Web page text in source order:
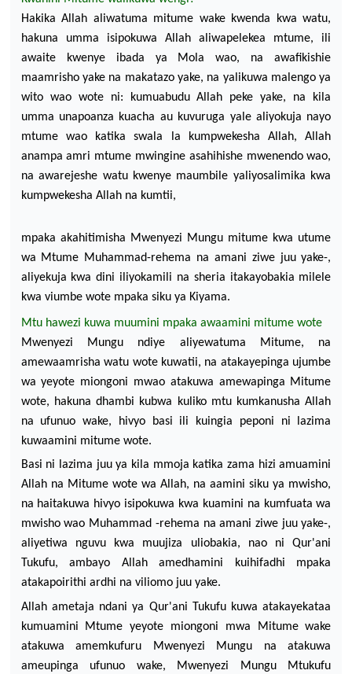
Hakika Allah aliwatuma mitume wake kwenda
kwawatu,
hakuna umma isipokuwa Allah aliwapelekea mtume, ili
awaite kwenye ibada ya Mola wao, na awafikishie
maamrisho yake na makatazo yake, na yalikuwa malengo ya
wito wao wote ni: kumuabudu Allah peke yake, na kila
umma unapoanza kuacha au kuvuruga yale aliyokuja nayo
mtume wao katika swala la kumpwekesha Allah, Allah
anampa amri mtume mwingine asahihishe mwenendo wao,
na awarejeshe watu kwenye maumbile yaliyosalimika kwa
kumpwekesha Allah na kumtii,
mpaka akahitimisha Mwenyezi Mungu mitume kwa utume
wa Mtume Muhammad-rehema na amani ziwe juu yake-,
aliyekuja kwa dini iliyokamili na sheria itakayobakia milele
kwa viumbe wote mpaka siku ya Kiyama.
Mtu hawezi kuwa muumini mpaka awaamini mitume wote
Mwenyezi Mungu ndiye aliyewatuma Mitume, na
amewaamrisha watu wote kuwatii, na atakayepinga ujumbe
wa yeyote miongoni mwao atakuwa amewapinga Mitume
wote, hakuna dhambi kubwa
kuliko mtu kumkanusha Allah
na ufunuo wake, hivyo basi ili kuingia
peponi ni lazima
kuwaamini mitumewote.
Basi ni lazima juu ya kila mmoja katika zama hizi amuamini
Allah na Mitume wote wa Allah, na aamini siku ya mwisho,
na haitakuwa hivyo isipokuwa kwa kuamini na kumfuata wa
mwisho wao Muhammad -rehema na amani ziwe juu yake-,
aliyetiwa nguvu kwa muujiza uliobakia, nao ni Qur'ani
Tukufu, ambayo Allah amedhamini kuihifadhi mpaka
atakapoirithi ardhi na viliomo juu yake.
Allah ametaja ndani ya Qur'ani Tukufu kuwa atakayekataa
kumuamini Mtume yeyote miongoni mwa Mitume wake
atakuwa amemkufuru Mwenyezi
Mungu na atakuwa
ameupinga ufunuo wake, Mwenyezi
Mungu Mtukufu